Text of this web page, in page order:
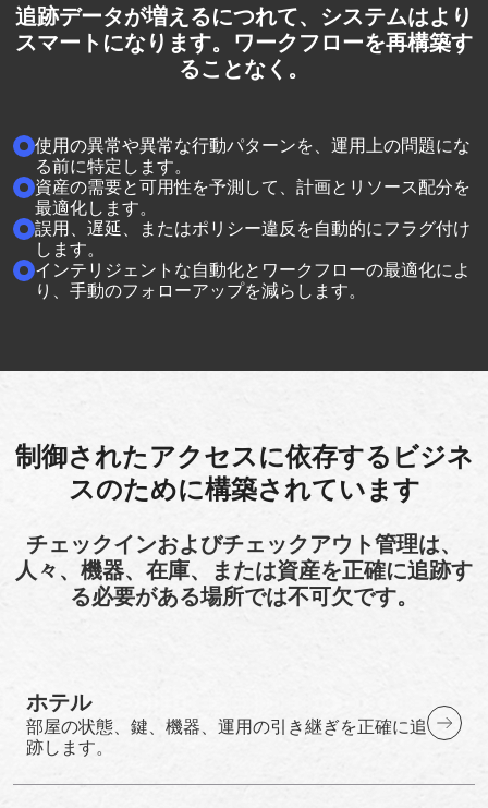
追跡データが増えるにつれて、システムはより
スマートになります。ワークフローを再構築す
ることなく。
使用の異常や異常な行動パターンを、運用上の問題にな
る前に特定します。
資産の需要と可用性を予測して、計画とリソース配分を
最適化します。
誤用、遅延、またはポリシー違反を自動的にフラグ付け
します。
インテリジェントな自動化とワークフローの最適化によ
り、手動のフォローアップを減らします。
制御されたアクセスに依存するビジネ
スのために構築されています
チェックインおよびチェックアウト管理は、
人々、機器、在庫、または資産を正確に追跡す
る必要がある場所では不可欠です。
ホテル
部屋の状態、鍵、機器、運用の引き継ぎを正確に追
跡します。